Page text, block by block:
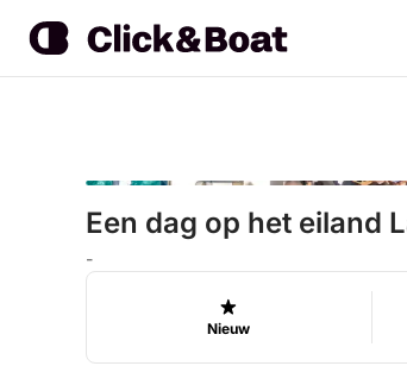
Een dag op het eiland
-
Nieuw